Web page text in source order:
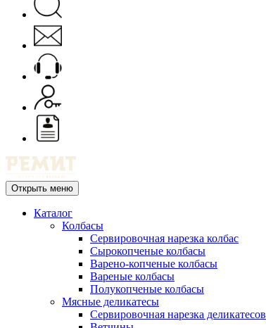
Открыть меню
Каталог
Колбасы
Сервировочная нарезка колбас
Сырокопченые колбасы
Варено-копченые колбасы
Вареные колбасы
Полукопченые колбасы
Мясные деликатесы
Сервировочная нарезка деликатесов